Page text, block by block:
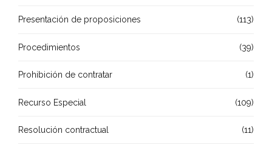
Presentación de proposiciones (113)
Procedimientos (39)
Prohibición de contratar (1)
Recurso Especial (109)
Resolución contractual (11)